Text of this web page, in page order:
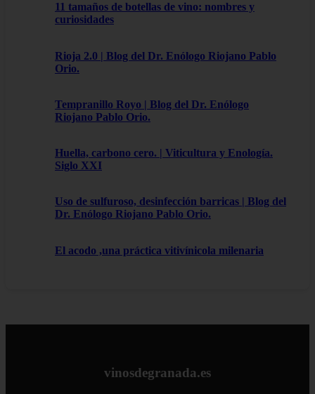
11 tamaños de botellas de vino: nombres y
curiosidades
Rioja 2.0 | Blog del Dr. Enólogo Riojano Pablo
Orio.
Tempranillo Royo | Blog del Dr. Enólogo
Riojano Pablo Orio.
Huella, carbono cero. | Viticultura y Enología.
Siglo XXI
Uso de sulfuroso, desinfección barricas | Blog del
Dr. Enólogo Riojano Pablo Orio.
El acodo ,una práctica vitivínicola milenaria
vinosdegranada.es